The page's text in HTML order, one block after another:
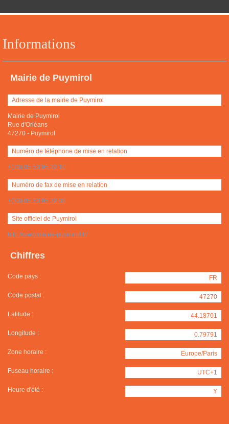
Informations
Mairie de Puymirol
Adresse de la mairie de Puymirol
Mairie de Puymirol
Rue d'Orléans
47270 - Puymirol
Numéro de téléphone de mise en relation
+(33) 05 53 95 32 10
Numéro de fax de mise en relation
+(33) 05 53 95 32 38
Site officiel de Puymirol
http://www.mairie-puymirol.fr/
Chiffres
Code pays : FR
Code postal : 47270
Latitude : 44.18701
Longitude : 0.79791
Zone horaire : Europe/Paris
Fuseau horaire : UTC+1
Heure d'été : Y